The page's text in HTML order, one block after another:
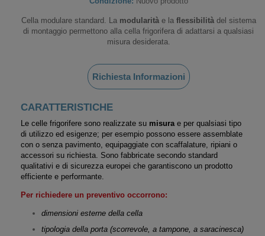
Cella modulare standard. La modularitàe la flessibilitàdel sistema
di montaggio permettono alla cella frigorifera di adattarsi a qualsiasi
misura desiderata.
Richiesta Informazioni
CARATTERISTICHE
Le celle frigorifere sono realizzate su misura e per qualsiasi tipo
di utilizzo ed esigenze; per esempio possono essere assemblate
con o senza pavimento, equipaggiate con scaffalature, ripiani o
accessori su richiesta. Sono fabbricate secondo standard
qualitativi e di sicurezza europei che garantiscono un prodotto
efficiente e performante.
Per richiedere un preventivo occorrono:
dimensioni esterne della cella
tipologia della porta (scorrevole, a tampone, a saracinesca)